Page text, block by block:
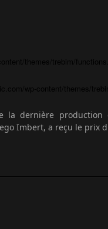
themes/trebim/
wp-content/themes/
la dernière production
Imbert, a reçu le prix